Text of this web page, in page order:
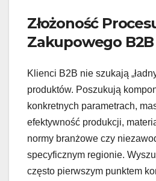
Złożoność
Zakupowego B2B
Klienci B2B nie szukają
produktów. Poszukują
konkretnych parametrach,
efektywność produkcji,
normy branżowe czy
specyficznym regionie.
często pierwszym punktem